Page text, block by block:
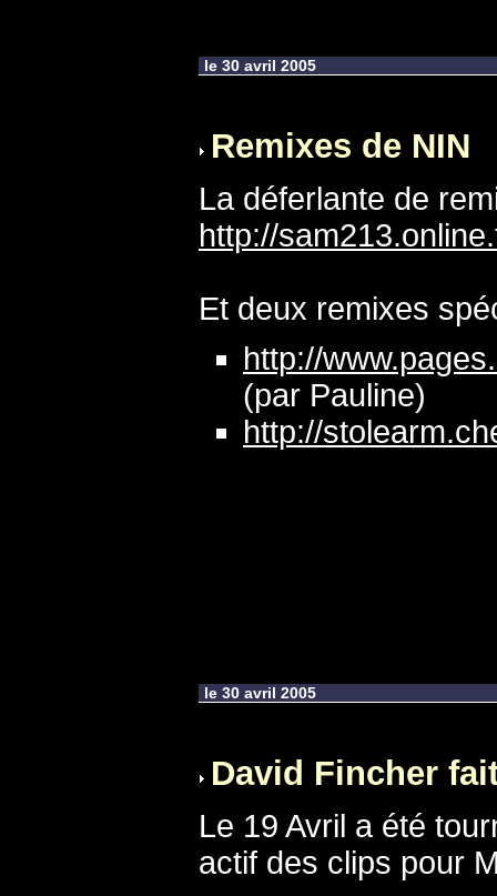
le 30 avril 2005
Remixes de NIN
La déferlante de
http://
Et deux remixes
http://
(par Pauline)
http://
le 30 avril 2005
David Fincher
Le 19 Avril a été
actif des clips pour